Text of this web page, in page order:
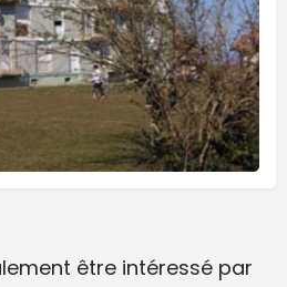
être intéressé par